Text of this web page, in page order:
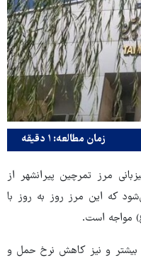
زمان مطالعه: ۱ دقیقه
مرز تمرچین پیرانشهر از
که این مرز روز به روز با
مواجه است.
بیشتر و نیز کاهش نرخ حمل و